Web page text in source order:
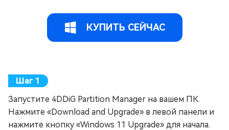
КУПИТЬ СЕЙЧАС
Запустите 4DDiG Partition Manager на вашем ПК.
Нажмите «Download and Upgrade» в левой панели и
нажмите кнопку «Windows 11 Upgrade» для начала.